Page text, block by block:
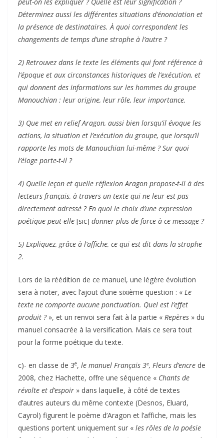
Déterminez aussi les différentes situations d’énonciation et
la présence de destinataires. À quoi correspondent les
changements de temps d’une strophe à l’autre ?
2) Retrouvez dans le texte les éléments qui font référence à
l’époque et aux circonstances historiques de l’exécution, et
qui donnent des informations sur les hommes du groupe
Manouchian : leur origine, leur rôle, leur importance.
3) Que met en relief Aragon, aussi bien lorsqu’il évoque les
actions, la situation et l’exécution du groupe, que lorsqu’il
rapporte les mots de Manouchian lui-même ? Sur quoi
l’éloge porte-t-il ?
4) Quelle leçon et quelle réflexion Aragon propose-t-il à des
lecteurs français, à travers un texte qui ne leur est pas
directement adressé ? En quoi le choix d’une expression
poétique peut-elle [sic] donner plus de force à ce message ?
5) Expliquez, grâce à l’affiche, ce qui est dit dans la strophe
2.
Lors de la réédition de ce manuel, une légère évolution
sera à noter, avec l’ajout d’une sixième question : « Le
texte ne comporte aucune ponctuation. Quel est l’effet
produit ?», et un renvoi sera fait à la partie « Repères » du
manuel consacrée à la versification. Mais ce sera tout
pour la forme poétique du texte.
c)- en classe de 3e, le manuel Français 3e, Fleurs d’encre de
2008, chez Hachette, offre une séquence « Chants de
révolte et d’espoir » dans laquelle, à côté de textes
d’autres auteurs du même contexte (Desnos, Eluard,
Cayrol) figurent le poème d’Aragon et l’affiche, mais les
questions portent uniquement sur « les rôles de la poésie